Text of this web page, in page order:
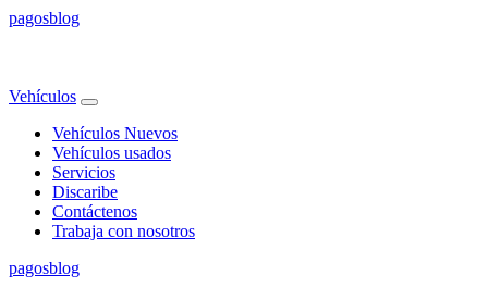
pagosblog
Vehículos
Vehículos Nuevos
Vehículos usados
Servicios
Discaribe
Contáctenos
Trabaja con nosotros
pagosblog